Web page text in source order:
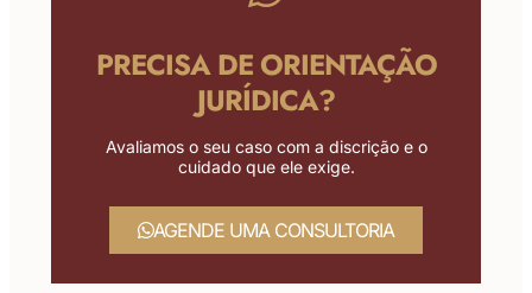
PRECISA DE ORIENTAÇÃO
JURÍDICA?
Avaliamos o seu caso com a discrição e o
cuidado que ele exige.
AGENDE UMA CONSULTORIA